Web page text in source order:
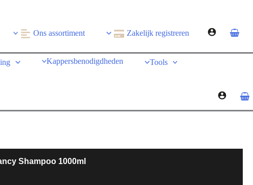
Ons assortiment Zakelijk registreren
Kappersbenodigdheden
Tools
Shampoo 1000ml